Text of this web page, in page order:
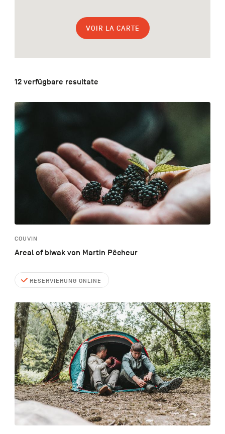
Navigation
12 verfügbare resultate
COUVIN
Areal of biwak von Martin Pêcheur
RESERVIERUNG ONLINE
VOIR LA CARTE